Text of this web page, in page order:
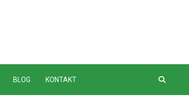
BLOG KONTAKT